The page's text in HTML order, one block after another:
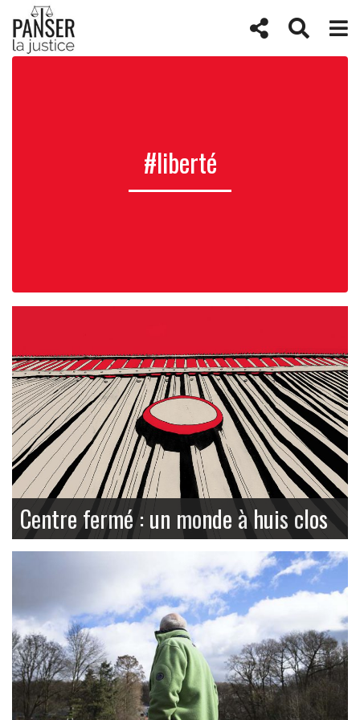
#liberté
Centre fermé : un monde à huis clos